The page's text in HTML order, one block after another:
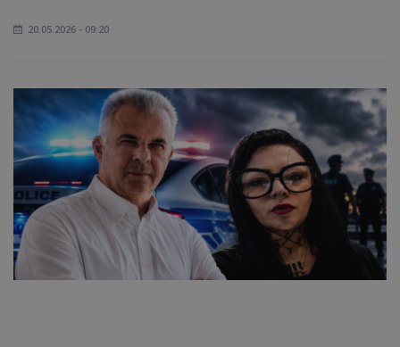
20.05.2026 - 09:20